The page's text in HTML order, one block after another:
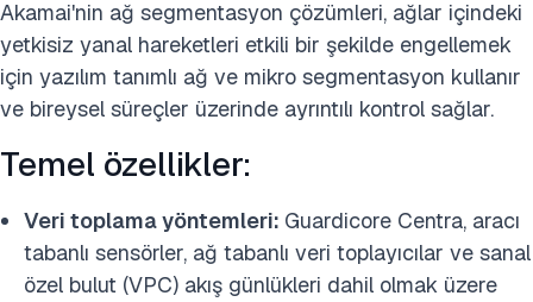
Akamai'nin ağ segmentasyon çözümleri, ağlar içindeki
yetkisiz yanal hareketleri etkili bir şekilde engellemek
için yazılım tanımlı ağ ve mikro segmentasyon kullanır
ve bireysel süreçler üzerinde ayrıntılı kontrol sağlar.
Temel özellikler:
Veri toplama yöntemleri: Guardicore Centra, aracı
tabanlı sensörler, ağ tabanlı veri toplayıcılar ve sanal
özel bulut (VPC) akış günlükleri dahil olmak üzere